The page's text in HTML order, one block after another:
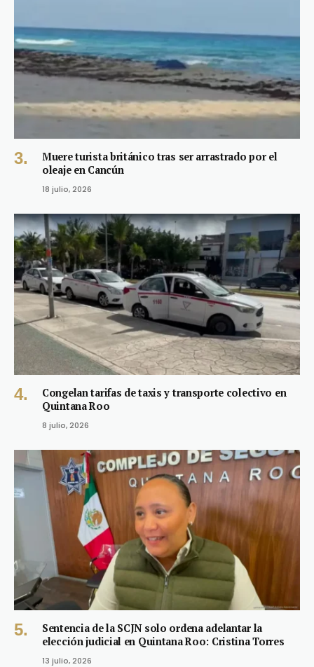
Muere turista británico tras ser arrastrado por el
oleaje en Cancún
18 julio, 2026
Congelan tarifas de taxis y transporte colectivo en
Quintana Roo
8 julio, 2026
Sentencia de la SCJN solo ordena adelantar la
elección judicial en Quintana Roo: Cristina Torres
13 julio, 2026